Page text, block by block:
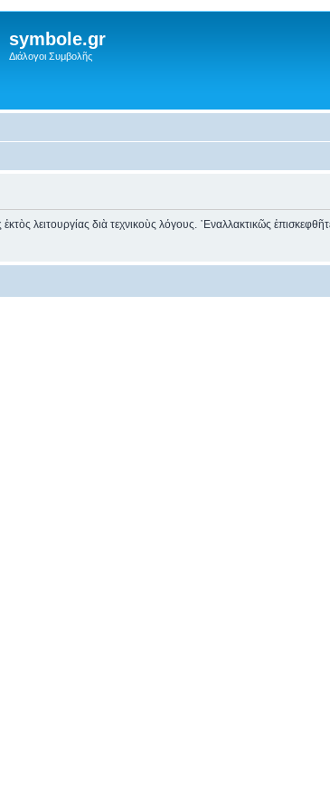
symbole.gr
Διάλογοι Συμβολῆς
λειτουργίας διὰ τεχνικοὺς λόγους. ᾿Εναλλακτικῶς